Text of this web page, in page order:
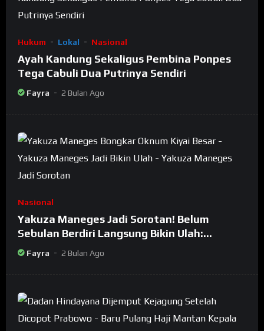
Hukum Lokal Nasional
Ayah Kandung Sekaligus Pembina Ponpes
Tega Cabuli Dua Putrinya Sendiri
Fayra 2 Bulan Ago
Nasional
Yakuza Maneges Jadi Sorotan! Belum
Sebulan Berdiri Langsung Bikin Ulah:
Bongkar Oknum Kiyai Besar
Fayra 2 Bulan Ago